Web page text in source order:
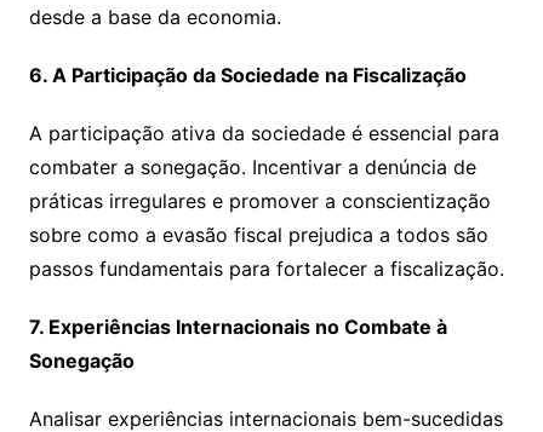
desde a base da economia.
6. A Participação da Sociedade na Fiscalização
A participação ativa da sociedade é essencial para
combater a sonegação. Incentivar a denúncia de
práticas irregulares e promover a conscientização
sobre como a evasão fiscal prejudica a todos são
passos fundamentais para fortalecer a fiscalização.
7. Experiências Internacionais no Combate à
Sonegação
Analisar experiências internacionais bem-sucedidas